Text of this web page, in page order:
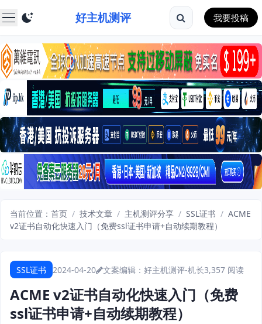
好主机测评 我要投稿
当前位置： 首页 / 技术文章 / 主机测评分享 / SSL证书 / ACME
v2证书自动化快速入门（免费ssl证书申请+自动续期教程）
SSL证书 2024-04-20 文案编辑：好主机测评-机长3,357 阅读
ACME v2证书自动化快速入门（免费
ssl证书申请+自动续期教程）